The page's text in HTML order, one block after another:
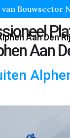
Bouwsector
Aan Den
Aan